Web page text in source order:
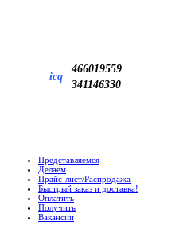
icq
466019559
341146330
Представляемся
Делаем
Прайс-лист/Распродажа
Быстрый заказ и доставка!
Оплатить
Получить
Вакансии